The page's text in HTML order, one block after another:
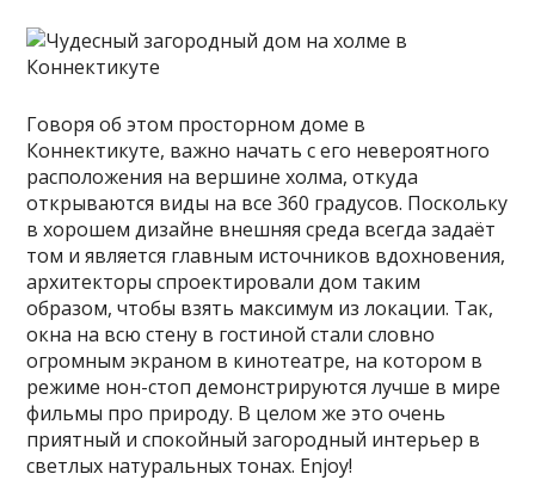
Говоря об этом просторном доме в
Коннектикуте, важно начать с его невероятного
расположения на вершине холма, откуда
открываются виды на все 360 градусов. Поскольку
в хорошем дизайне внешняя среда всегда задаёт
том и является главным источников вдохновения,
архитекторы спроектировали дом таким
образом, чтобы взять максимум из локации. Так,
окна на всю стену в гостиной стали словно
огромным экраном в кинотеатре, на котором в
режиме нон-стоп демонстрируются лучше в мире
фильмы про природу. В целом же это очень
приятный и спокойный загородный интерьер в
светлых натуральных тонах. Enjoy!